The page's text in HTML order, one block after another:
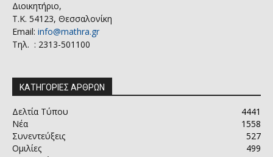
Διοικητήριο,
Τ.Κ. 54123, Θεσσαλονίκη
Email: info@mathra.gr
Τηλ. : 2313-501100
ΚΑΤΗΓΟΡΙΕΣ ΑΡΘΡΩΝ
Δελτία Τύπου
4441
Νέα
1558
Συνεντεύξεις
527
Ομιλίες
499